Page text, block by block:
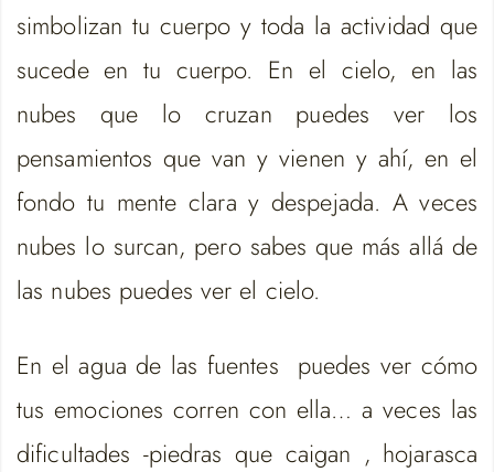
simbolizan tu cuerpo y toda la actividad que
sucede en tu cuerpo. En el cielo, en las
nubes que lo cruzan puedes ver los
pensamientos que van y vienen y ahí, en el
fondo tu mente clara y despejada. A veces
nubes lo surcan, pero sabes que más allá de
las nubes puedes ver el cielo.
En el agua de las fuentes puedes ver cómo
tus emociones corren con ella… a veces las
dificultades -piedras que caigan , hojarasca